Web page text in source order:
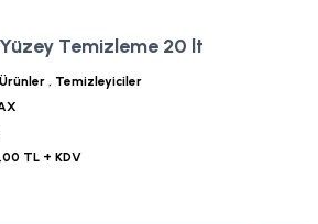
Temizleme 20 lt
, Temizleyiciler
TL + KDV